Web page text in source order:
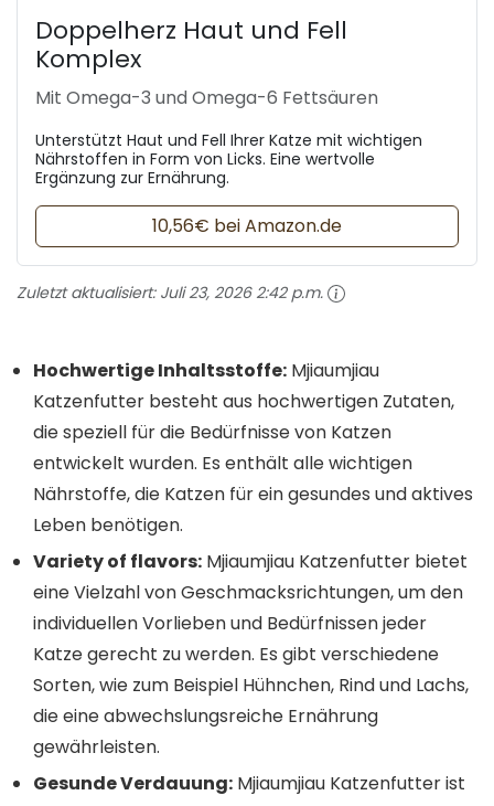
Doppelherz Haut und Fell
Komplex
Mit Omega-3 und Omega-6 Fettsäuren
Unterstützt Haut und Fell Ihrer Katze mit wichtigen
Nährstoffen in Form von Licks. Eine wertvolle
Ergänzung zur Ernährung.
10,56€ bei Amazon.de
Zuletzt aktualisiert: Juli 23, 2026 2:42 p.m.
Hochwertige Inhaltsstoffe: Mjiaumjiau
Katzenfutter besteht aus hochwertigen Zutaten,
die speziell für die Bedürfnisse von Katzen
entwickelt wurden. Es enthält alle wichtigen
Nährstoffe, die Katzen für ein gesundes und aktives
Leben benötigen.
Variety of flavors: Mjiaumjiau Katzenfutter bietet
eine Vielzahl von Geschmacksrichtungen, um den
individuellen Vorlieben und Bedürfnissen jeder
Katze gerecht zu werden. Es gibt verschiedene
Sorten, wie zum Beispiel Hühnchen, Rind und Lachs,
die eine abwechslungsreiche Ernährung
gewährleisten.
Gesunde Verdauung: Mjiaumjiau Katzenfutter ist